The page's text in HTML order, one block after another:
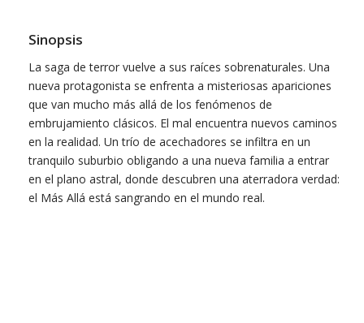
Sinopsis
La saga de terror vuelve a sus raíces sobrenaturales. Una
nueva protagonista se enfrenta a misteriosas apariciones
que van mucho más allá de los fenómenos de
embrujamiento clásicos. El mal encuentra nuevos caminos
en la realidad. Un trío de acechadores se infiltra en un
tranquilo suburbio obligando a una nueva familia a entrar
en el plano astral, donde descubren una aterradora verdad:
el Más Allá está sangrando en el mundo real.